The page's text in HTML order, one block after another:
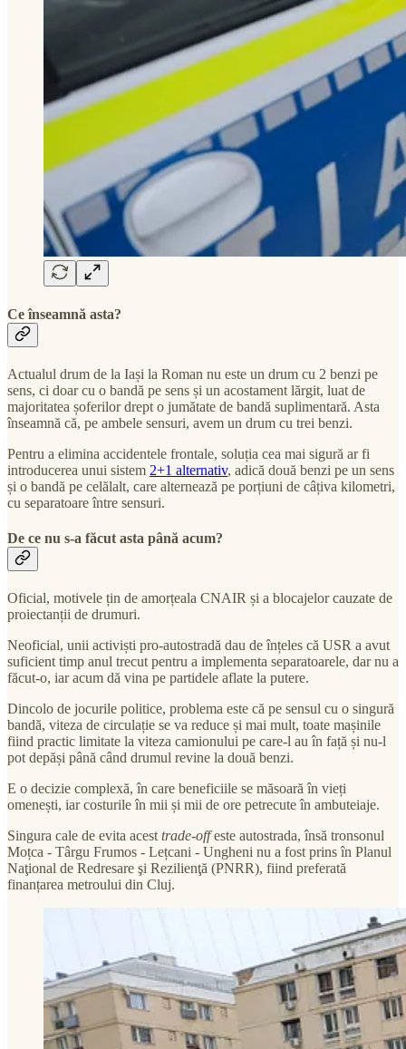
Ce înseamnă asta?
Actualul drum de la Iași la Roman nu este un drum cu 2 benzi pe
sens, ci doar cu o bandă pe sens și un acostament lărgit, luat de
majoritatea șoferilor drept o jumătate de bandă suplimentară. Asta
înseamnă că, pe ambele sensuri, avem un drum cu trei benzi.
Pentru a elimina accidentele frontale, soluția cea mai sigură ar fi
introducerea unui sistem 2+1 alternativ, adică două benzi pe un sens
și o bandă pe celălalt, care alternează pe porțiuni de câțiva kilometri,
cu separatoare între sensuri.
De ce nu s-a făcut asta până acum?
Oficial, motivele țin de amorțeala CNAIR și a blocajelor cauzate de
proiectanții de drumuri.
Neoficial, unii activiști pro-autostradă dau de înțeles că USR a avut
suficient timp anul trecut pentru a implementa separatoarele, dar nu a
făcut-o, iar acum dă vina pe partidele aflate la putere.
Dincolo de jocurile politice, problema este că pe sensul cu o singură
bandă, viteza de circulație se va reduce și mai mult, toate mașinile
fiind practic limitate la viteza camionului pe care-l au în față și nu-l
pot depăși până când drumul revine la două benzi.
E o decizie complexă, în care beneficiile se măsoară în vieți
omenești, iar costurile în mii și mii de ore petrecute în ambuteiaje.
Singura cale de evita acesttrade-offeste autostrada, însă tronsonul
Moțca - Târgu Frumos - Lețcani - Ungheni nu a fost prins în Planul
Naţional de Redresare şi Rezilienţă (PNRR), fiind preferată
finanțarea metroului din Cluj.